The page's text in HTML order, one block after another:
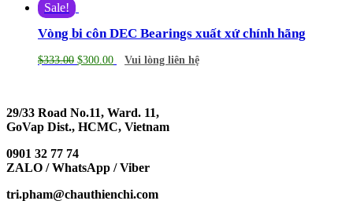
Sale!
Vòng bi côn DEC Bearings xuất xứ chính hãng
$333.00 $300.00 Vui lòng liên hệ
29/33 Road No.11, Ward. 11,
GoVap Dist., HCMC, Vietnam
0901 32 77 74
ZALO / WhatsApp / Viber
tri.pham@chauthienchi.com